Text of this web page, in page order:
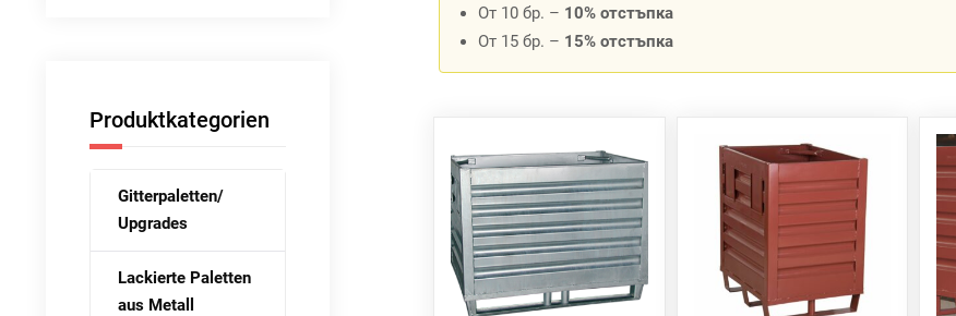
От 10 бр. – 10% отстъпка
От 15 бр. – 15% отстъпка
Produktkategorien
Gitterpaletten/
Upgrades
Lackierte Paletten
aus Metall